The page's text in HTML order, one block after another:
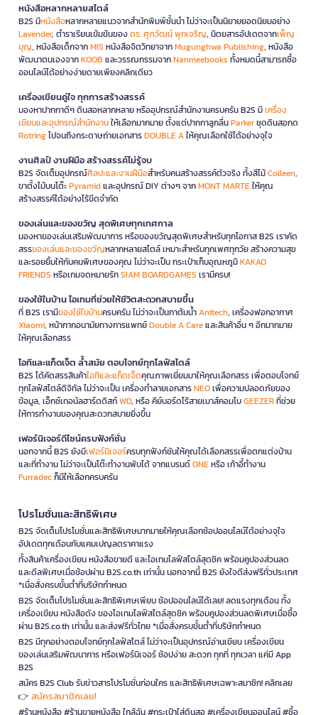
หนังสือหลากหลายสไตล์
B2S มีหนังสือหลากหลายแนวจากสำนักพิมพ์ชั้นนำ ไม่ว่าจะเป็นนิยายยอดนิยมอย่าง
Lavender, ตำราเรียนเข้มข้นของดร. ศุภวัฒน์ พุกเจริญ, นิตยสารอัปเดตจากเพ็ญ
บุญ, หนังสือเด็กจากMIS หนังสือจิตวิทยาจากMugunghwa Publishing, หนังสือ
พัฒนาตนเองจากKOOB และวรรณกรรมจากNanmeebooks ทั้งหมดนี้สามารถซื้อ
ออนไลน์ได้อย่างง่ายดายเพียงคลิกเดียว
เครื่องเขียนคู่ใจ ทุกการสร้างสรรค์
มองหาปากกาดีๆ ดินสอหลากหลาย หรืออุปกรณ์สำนักงานครบครัน B2S มีเครื่อง
เขียนและอุปกรณ์สำนักงานให้เลือกมากมาย ตั้งแต่ปากกาลูกลื่นParkerชุดดินสอกด
Rotringไปจนถึงกระดาษถ่ายเอกสารDOUBLE Aให้คุณเลือกใช้ได้อย่างจุใจ
งานศิลป์ งานฝีมือ สร้างสรรค์ไม่รู้จบ
B2S จัดเต็มอุปกรณ์ศิลปะและงานฝีมือสำหรับคนสร้างสรรค์ตัวจริง ทั้งสีไม้Colleen,
ขาตั้งไม้บนโต๊ะPyramidและอุปกรณ์ DIY ต่างๆ จากMONT MARTEให้คุณ
สร้างสรรค์ได้อย่างไร้ขีดจำกัด
ของเล่นและของขวัญ สุดพิเศษทุกเทศกาล
มองหาของเล่นเสริมพัฒนาการ หรือของขวัญสุดพิเศษสำหรับทุกโอกาส B2S เราคัด
สรรของเล่นและของขวัญหลากหลายสไตล์ เหมาะสำหรับทุกเพศทุกวัย สร้างความสุข
และรอยยิ้มให้กับคนพิเศษของคุณ ไม่ว่าจะเป็น กระเป๋าเก็บอุณหภูมิKAKAO
FRIENDS หรือเกมจดหมายรักSIAM BOARDGAMES เรามีครบ!
ของใช้ในบ้าน ไอเทมที่ช่วยให้ชีวิตสะดวกสบายขึ้น
ที่ B2S เรามีของใช้ในบ้านครบครัน ไม่ว่าจะเป็นกาต้มน้ำAnitech, เครื่องฟอกอากาศ
Xiaomi, หน้ากากอนามัยทางการแพทย์Double A Careและสินค้าอื่น ๆ อีกมากมาย
ให้คุณเลือกสรร
ไอทีและแก็ดเจ็ต ล้ำสมัย ตอบโจทย์ทุกไลฟ์สไตล์
B2S ได้คัดสรรสินค้าไอทีและแก็ดเจ็ตคุณภาพเยี่ยมมาให้คุณเลือกสรร เพื่อตอบโจทย์
ทุกไลฟ์สไตล์ดิจิทัล ไม่ว่าจะเป็น เครื่องทำลายเอกสารNEOเพื่อความปลอดภัยของ
ข้อมูล, เอ็กซ์เทอนัลฮาร์ดดิสก์WD, หรือ คีย์บอร์ดไร้สายเมาส์คอมโบGEEZERที่ช่วย
ให้การทำงานของคุณสะดวกสบายยิ่งขึ้น
เฟอร์นิเจอร์ดีไซน์ครบฟังก์ชั่น
นอกจากนี้ B2S ยังมีเฟอร์นิเจอร์ครบทุกฟังก์ชันให้คุณได้เลือกสรรเพื่อตกแต่งบ้าน
และที่ทำงาน ไม่ว่าจะเป็นโต๊ะทำงานพับได้ จากแบรนด์ONEหรือ เก้าอี้ทำงาน
Furradecก็มีให้เลือกครบครัน
โปรโมชั่นและสิทธิพิเศษ
B2S จัดเต็มโปรโมชั่นและสิทธิพิเศษมากมายให้คุณเลือกช้อปออนไลน์ได้อย่างจุใจ
อัปเดตทุกเดือนกับแคมเปญลดราคาแรง
ทั้งสินค้าเครื่องเขียน หนังสือขายดี และไอเทมไลฟ์สไตล์สุดชิค พร้อมคูปองส่วนลด
และดีลพิเศษเมื่อช้อปผ่าน B2S.co.th เท่านั้น นอกจากนี้ B2S ยังใจดีส่งฟรีทั่วประเทศ
*เมื่อสั่งครบขั้นต่ำที่บริษัทกำหนด
B2S จัดเต็มโปรโมชั่นและสิทธิพิเศษเพียบ ช้อปออนไลน์ได้เลย! ลดแรงทุกเดือน ทั้ง
เครื่องเขียน หนังสือดัง ของไอเทมไลฟ์สไตล์สุดชิค พร้อมคูปองส่วนลดพิเศษเมื่อซื้อ
ผ่าน B2S.co.th เท่านั้น และส่งฟรีทั่วไทย *เมื่อสั่งครบขั้นต่ำที่บริษัทกำหนด
B2S มีทุกอย่างตอบโจทย์ทุกไลฟ์สไตล์ ไม่ว่าจะเป็นอุปกรณ์อ่านเขียน เครื่องเขียน
ของเล่นเสริมพัฒนาการ หรือเฟอร์นิเจอร์ ช้อปง่าย สะดวก ทุกที่ ทุกเวลา แค่มี App
B2S
สมัคร B2S Club รับข่าวสารโปรโมชั่นก่อนใคร และสิทธิพิเศษเฉพาะสมาชิก! คลิกเลย
👉 สมัครสมาชิกเลย!
#ร้านหนังสือ #ร้านขายหนังสือ ใกล้ฉัน #กระเป๋าใส่ดินสอ #เครื่องเขียนออนไลน์ #ซื้อ